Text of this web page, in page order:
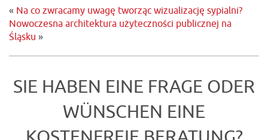
« Na co zwracamy uwagę tworząc wizualizację sypialni?
Nowoczesna architektura użyteczności publicznej na
Śląsku »
SIE HABEN EINE FRAGE ODER
WÜNSCHEN EINE